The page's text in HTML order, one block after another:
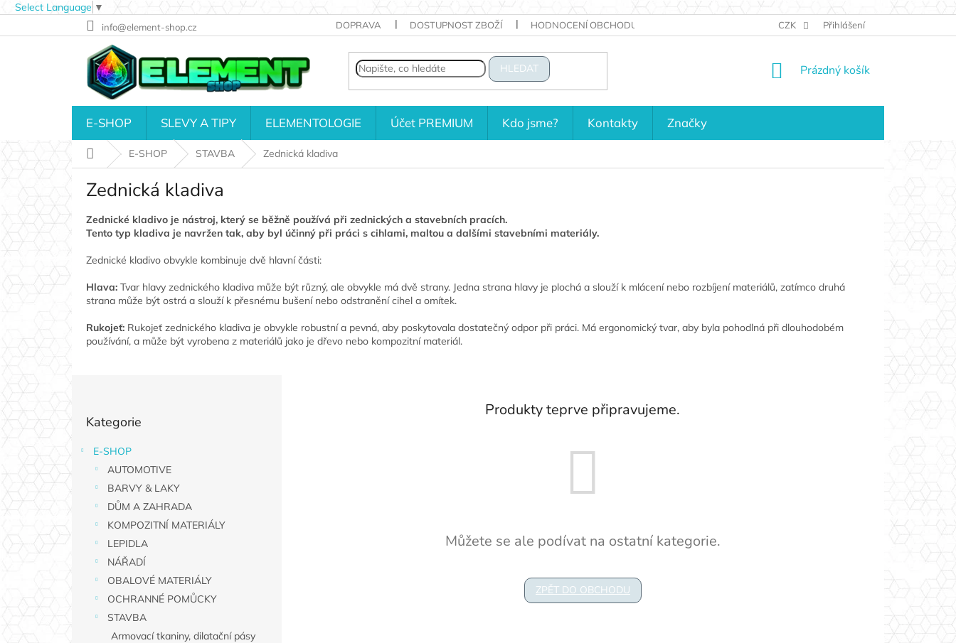
Select Language ▼
na
info@element-shop.cz DOPRAVA DOSTUPNOST ZBOŽÍ HODNOCENÍ OBCHODU KONTAKTY KDO JSME?
CZK Přihlášení
HLEDAT
NÁKUPNÍ
Prázdný košík
E-SHOP SLEVY A TIPY ELEMENTOLOGIE Účet PREMIUM Kdo jsme? Kontakty Značky
Domů E-SHOP STAVBA Zednická kladiva
Zednická kladiva
Zednické kladivo je nástroj, který se běžně používá při zednických a stavebních pracích.
Tento typ kladiva je navržen tak, aby byl účinný při práci s cihlami, maltou a dalšími stavebními materiály.
Zednické kladivo obvykle kombinuje dvě hlavní části:
Hlava: Tvar hlavy zednického kladiva může být různý, ale obvykle má dvě strany. Jedna strana hlavy je plochá a slouží k mlácení nebo rozbíjení materiálů, zatímco druhá
strana může být ostrá a slouží k přesnému bušení nebo odstranění cihel a omítek.
Rukojeť: Rukojeť zednického kladiva je obvykle robustní a pevná, aby poskytovala dostatečný odpor při práci. Má ergonomický tvar, aby byla pohodlná při dlouhodobém
používání, a může být vyrobena z materiálů jako je dřevo nebo kompozitní materiál.
r
n
n
e
kategorie
Kategorie
E-SHOP
AUTOMOTIVE
BARVY & LAKY
DŮM A ZAHRADA
KOMPOZITNÍ MATERIÁLY
LEPIDLA
NÁŘADÍ
OBALOVÉ MATERIÁLY
OCHRANNÉ POMŮCKY
STAVBA
Armovací tkaniny, dilatační pásy
Produkty teprve připravujeme.
Můžete se ale podívat na ostatní kategorie.
ZPĚT DO OBCHODU